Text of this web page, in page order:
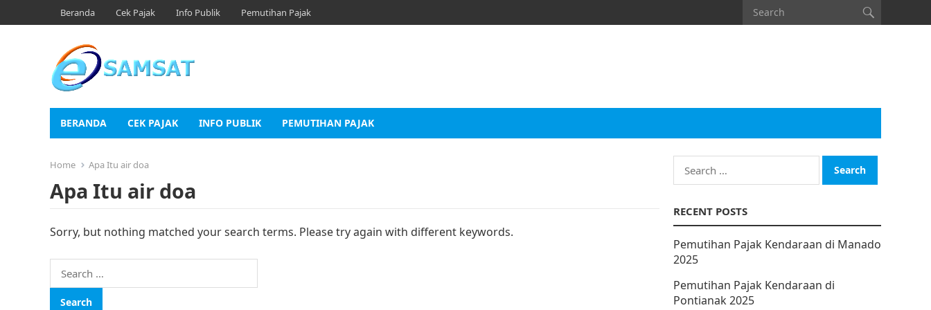
Beranda Cek Pajak Info Publik Pemutihan Pajak
BERANDA CEK PAJAK INFO PUBLIK PEMUTIHAN PAJAK
Home Apa Itu air doa
Apa Itu air doa
Sorry, but nothing matched your search terms. Please try again with different keywords.
Search
for:
Search
for:
RECENT POSTS
Pemutihan Pajak Kendaraan di Manado
2025
Pemutihan Pajak Kendaraan di
Pontianak 2025